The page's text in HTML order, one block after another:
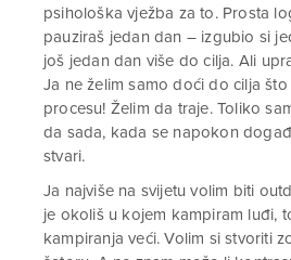
psihološka vježba za to. Prosta
pauziraš jedan dan – izgubio si
još jedan dan više do cilja. Ali
Ja ne želim samo doći do cilja
procesu! Želim da traje. Toliko
da sada, kada se napokon
stvari.
Ja najviše na svijetu volim biti
je okoliš u kojem kampiram luđi,
kampiranja veći. Volim si stvoriti